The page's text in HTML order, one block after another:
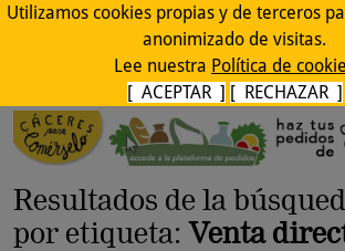
Utilizamos cookies propias y de terceros
anonimizado de visitas.
Lee nuestra Política de
[ ACEPTAR ] [ RECHAZAR ]
Resultados de la
por etiqueta: Venta